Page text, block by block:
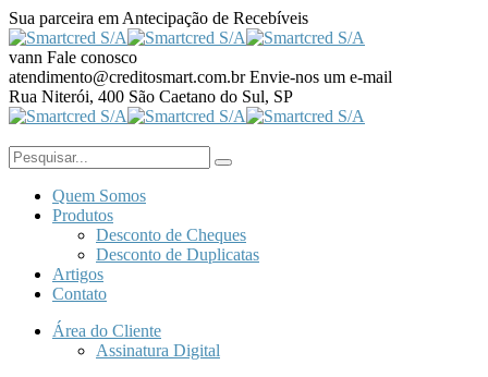
Sua parceira em Antecipação de Recebíveis
vann Fale conosco
atendimento@creditosmart.com.br Envie-nos um e-mail
Rua Niterói, 400 São Caetano do Sul, SP
Quem Somos
Produtos
Desconto de Cheques
Desconto de Duplicatas
Artigos
Contato
Área do Cliente
Assinatura Digital